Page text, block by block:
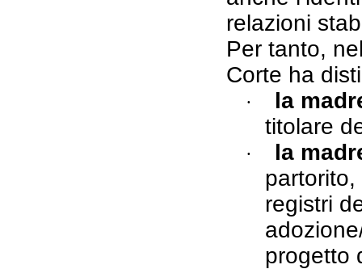
relazioni
Per tanto,
Corte ha
·
la
titolare
·
la
registri
progetto